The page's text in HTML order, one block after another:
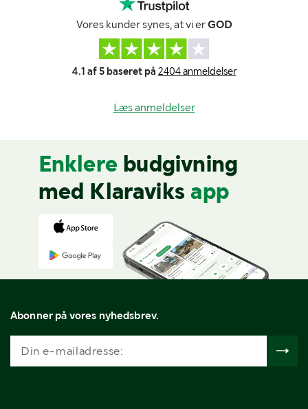
Vores kunder synes, at vi erGOD
4.1 af 5 baseret på 2404 anmeldelser
Læs anmeldelser
Enklere budgivning
med Klaraviks app
Abonner på vores nyhedsbrev.